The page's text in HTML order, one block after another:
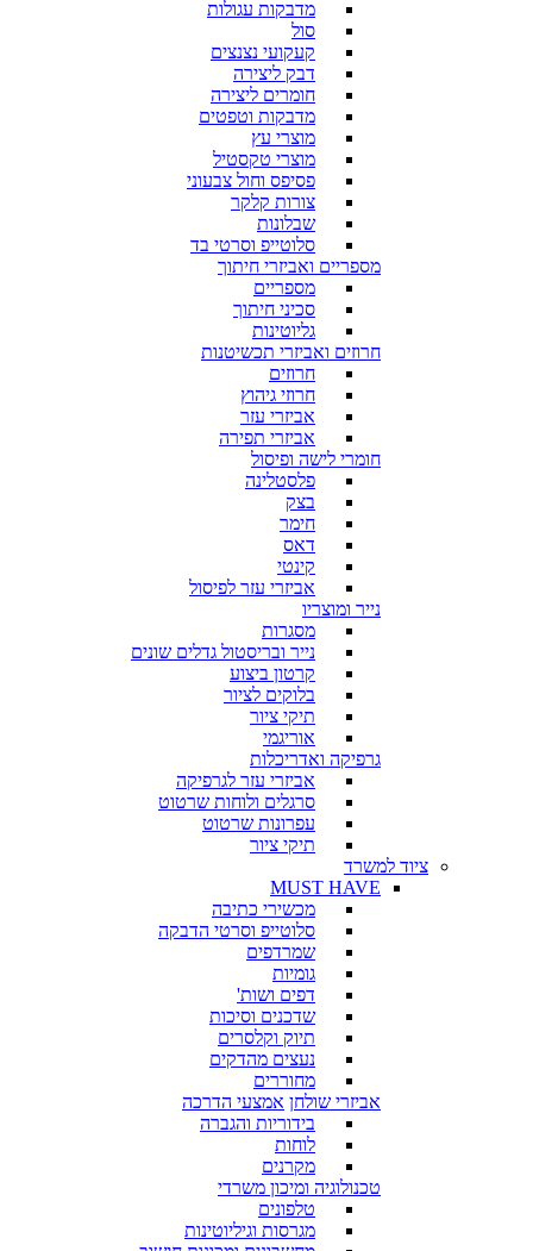
מדבקות עגולות
סול
קעקועי נצנצים
דבק ליצירה
חומרים ליצירה
מדבקות וטפטים
מוצרי עץ
מוצרי טקסטיל
פסיפס וחול צבעוני
צורות קלקר
שבלונות
סלוטייפ וסרטי בד
מספריים ואביזרי חיתוך
מספריים
סכיני חיתוך
גליוטינות
חרוזים ואביזרי תכשיטנות
חרוזים
חרוזי גיהוץ
אביזרי עזר
אביזרי תפירה
חומרי לישה ופיסול
פלסטלינה
בצק
חימר
דאס
קינטי
אביזרי עזר לפיסול
נייר ומוצריו
מסגרות
נייר ובריסטול גדלים שונים
קרטון ביצוע
בלוקים לציור
תיקי ציור
אוריגמי
גרפיקה ואדריכלות
אביזרי עזר לגרפיקה
סרגלים ולוחות שרטוט
עפרונות שרטוט
תיקי ציור
ציוד למשרד
MUST HAVE
מכשירי כתיבה
סלוטייפ וסרטי הדבקה
שמרדפים
גומיות
דפים ושות'
שדכנים וסיכות
תיוק וקלסרים
נעצים מהדקים
מחוררים
אביזרי שולחן אמצעי הדרכה
בידוריות והגברה
לוחות
מקרנים
טכנולוגיה ומיכון משרדי
טלפונים
מגרסות וגיליוטינות